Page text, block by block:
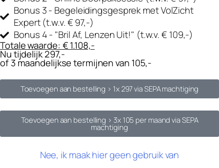
Bonus 3 - Begeleidingsgesprek met VolZicht
Expert(t.w.v. € 97,-)
Bonus 4 - "Bril Af, Lenzen Uit!" (t.w.v. € 109,-)
Totale waarde: € 1.108,-
Nu tijdelijk 297,-
of 3 maandelijkse termijnen van 105,-
Toevoegen aan bestelling > 1x 297 via SEPA machtiging
Toevoegen aan bestelling > 3x 105 per maand via SEPA
machtiging
Nee, ik maak hier geen gebruik van